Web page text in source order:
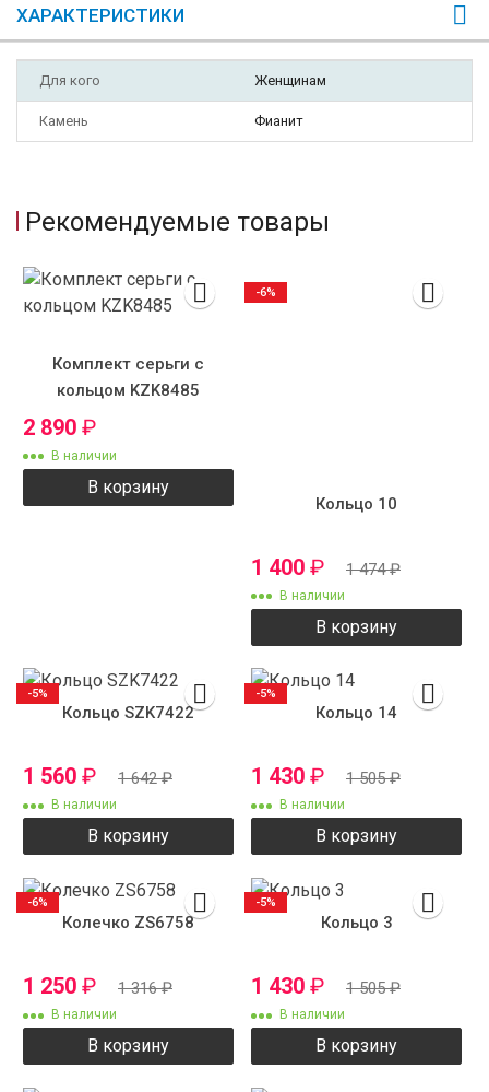
ХАРАКТЕРИСТИКИ
Для кого Женщинам
Камень Фианит
Рекомендуемые товары
Комплект серьги с
кольцом KZK8485
2 890 ₽
В наличии
В корзину
Кольцо 10
1 400 ₽ 1 474₽
В наличии
В корзину
-6%
Кольцо SZK7422
1 560 ₽ 1 642₽
В наличии
В корзину
-5%
Кольцо 14
1 430 ₽ 1 505₽
В наличии
В корзину
-5%
Колечко ZS6758
1 250 ₽ 1 316₽
В наличии
В корзину
-6%
Кольцо 3
1 430 ₽ 1 505₽
В наличии
В корзину
-5%